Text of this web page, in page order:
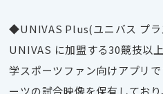
◆UNIVAS Plus(ユニバス プ
UNIVAS に加盟する30競技以
学スポーツファン向けアプリ
ーツの試合映像を保有してお